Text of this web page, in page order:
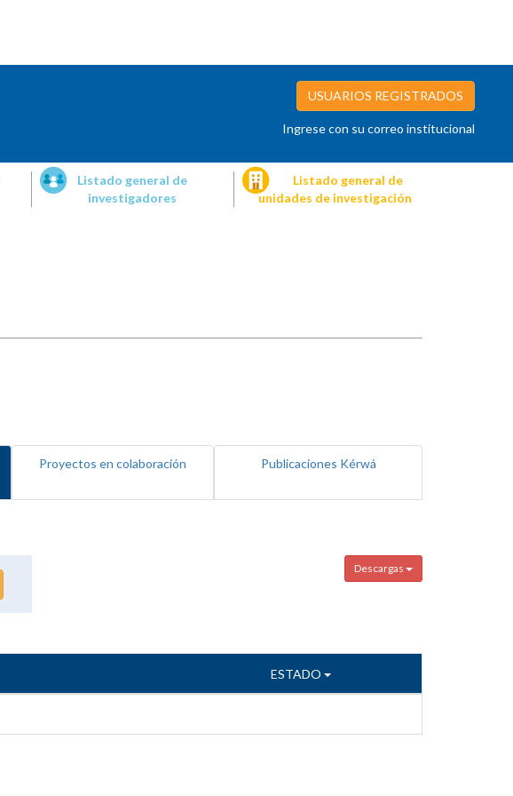
USUARIOS REGISTRADOS
Ingrese con su correo institucional
Listado general de
investigadores
Listado general de
unidades de investigación
Proyectos en colaboración Publicaciones Kérwá
Descargas
ESTADO